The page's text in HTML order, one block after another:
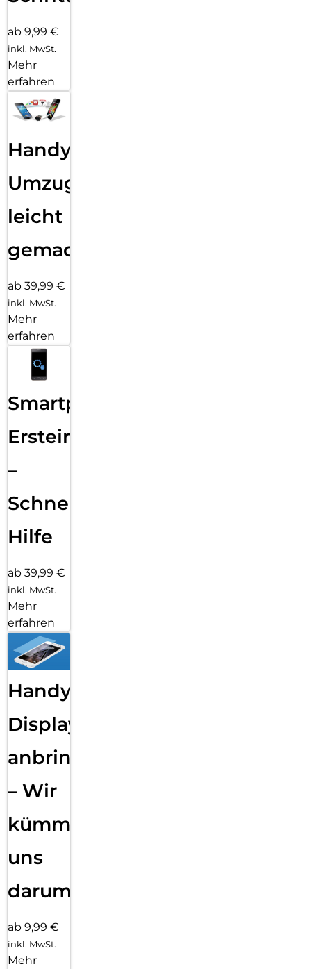
ab 9,99 €
inkl. MwSt.
Mehr
erfahren
Handy
Umzug
leicht
gemacht!
ab 39,99 €
inkl. MwSt.
Mehr
erfahren
Smartphone
Ersteinrichtung
–
Schnelle
Hilfe
ab 39,99 €
inkl. MwSt.
Mehr
erfahren
Handy
Displayfolie
anbringen
– Wir
kümmern
uns
darum!
ab 9,99 €
inkl. MwSt.
Mehr